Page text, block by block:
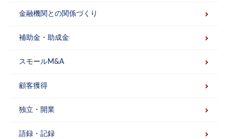
金融機関との関係づくり
補助金・助成金
スモールM&A
顧客獲得
独立・開業
語録・記録